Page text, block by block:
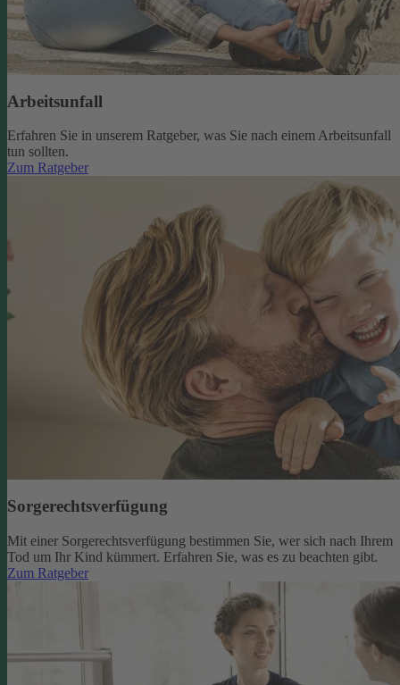
Arbeitsunfall
Erfahren Sie in unserem Ratgeber, was Sie nach einem Arbeitsunfall
tun sollten.
Zum Ratgeber
Sorgerechtsverfügung
Mit einer Sorgerechtsverfügung bestimmen Sie, wer sich nach Ihrem
Tod um Ihr Kind kümmert. Erfahren Sie, was es zu beachten gibt.
Zum Ratgeber